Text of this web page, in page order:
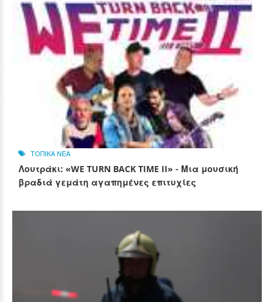
ΤΟΠΙΚΑ ΝΕΑ
Λουτράκι: «WE TURN BACK TIME II» - Μια μουσική
βραδιά γεμάτη αγαπημένες επιτυχίες